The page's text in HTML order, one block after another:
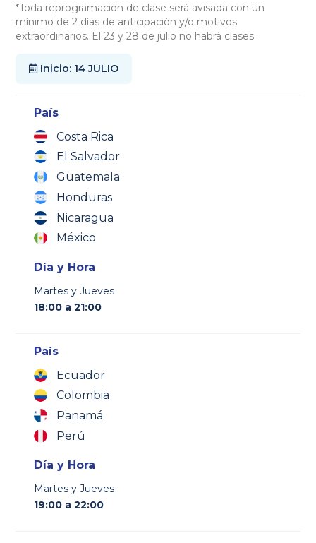
*Toda reprogramación de clase será avisada con un
mínimo de 2 días de anticipación y/o motivos
extraordinarios. El 23 y 28 de julio no habrá clases.
Inicio: 14 JULIO
País
Costa Rica
El Salvador
Guatemala
Honduras
Nicaragua
México
Día y Hora
Martes y Jueves
18:00 a 21:00
País
Ecuador
Colombia
Panamá
Perú
Día y Hora
Martes y Jueves
19:00 a 22:00